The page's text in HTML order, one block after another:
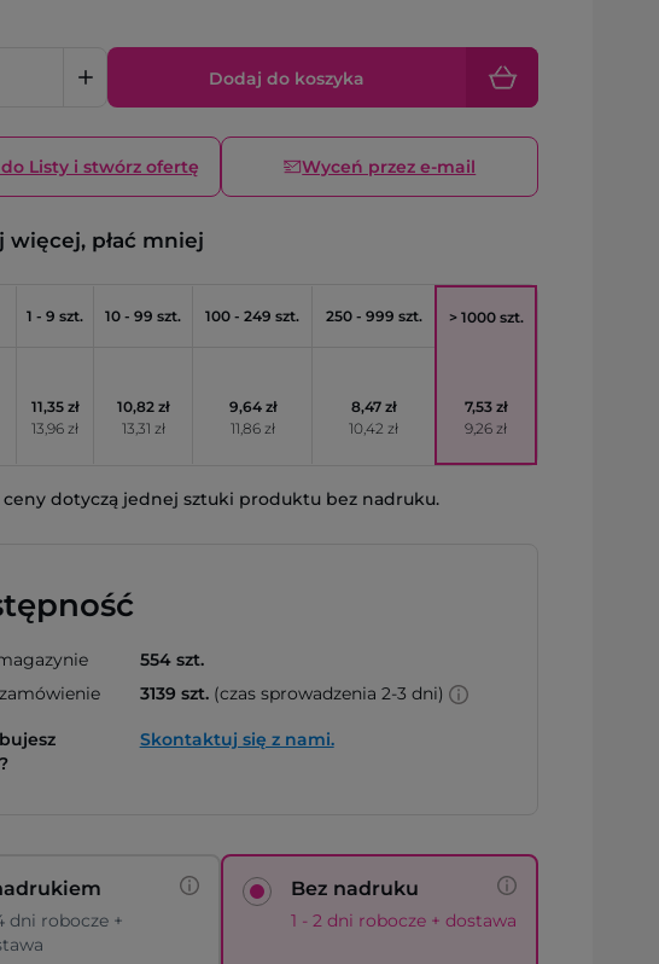
Dodaj do koszyka
Listy i stwórz ofertę Wyceń przez e-mail
więcej, płać mniej
1 - 9 szt. 10 - 99 szt. 100 - 249 szt. 250 - 999 szt. > 1000 szt.
11,35 zł
13,96 zł
10,82 zł
13,31 zł
9,64 zł
11,86 zł
8,47 zł
10,42 zł
7,53 zł
9,26 zł
ceny dotyczą jednej sztuki produktu bez nadruku.
554 szt.
3139 szt.(czas sprowadzenia 2-3 dni)
Skontaktuj się z nami.
dni robocze +
Bez nadruku
1 - 2 dni robocze + dostawa